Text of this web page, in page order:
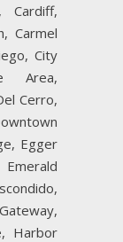
Cardiff,
Carmel
City
Area,
Cerro,
Egger
Harbor